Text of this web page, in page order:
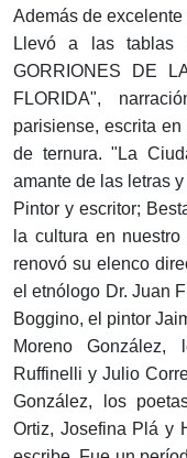
Además de
Llevó a las tablas
GORRIONES DE
FLORIDA",
parisiense, escrita
de ternura. "La
amante de las letras
Pintor y escritor;
la cultura en
renovó su elenco
el etnólogo Dr. Juan
Boggino, el pintor
Moreno González,
Ruffinelli y Julio
González, los
Ortiz, Josefina Plá y